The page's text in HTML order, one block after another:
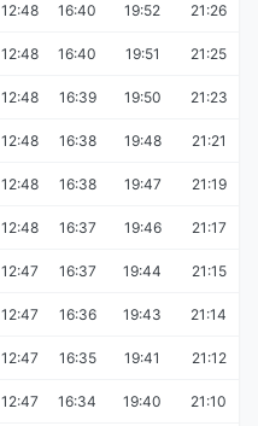
12:48 16:40 19:52 21:26
12:48 16:40 19:51 21:25
12:48 16:39 19:50 21:23
12:48 16:38 19:48 21:21
12:48 16:38 19:47 21:19
12:48 16:37 19:46 21:17
12:47 16:37 19:44 21:15
12:47 16:36 19:43 21:14
12:47 16:35 19:41 21:12
12:47 16:34 19:40 21:10